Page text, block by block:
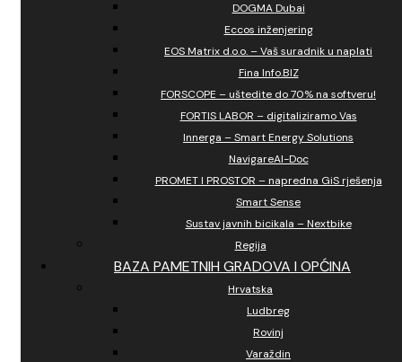
DOGMA Dubai
Eccos inženjering
EOS Matrix d.o.o. – Vaš suradnik u naplati
Fina Info.BIZ
FORSCOPE – uštedite do 70% na softveru!
FORTIS LABOR – digitaliziramo Vas
Innerga – Smart Energy Solutions
NavigareAI-Doc
PROMET I PROSTOR – napredna GiS rješenja
Smart Sense
Sustav javnih bicikala – Nextbike
Regija
BAZA PAMETNIH GRADOVA I OPĆINA
Hrvatska
Ludbreg
Rovinj
Varaždin